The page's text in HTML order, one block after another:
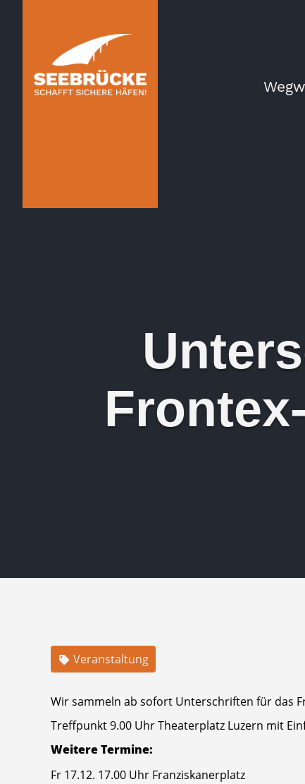
Veranstaltung
Wir sammeln ab sofort Unterschriften für das
Treffpunkt 9.00 Uhr Theaterplatz Luzern mit
Weitere Termine:
Fr 17.12. 17.00 Uhr Franziskanerplatz